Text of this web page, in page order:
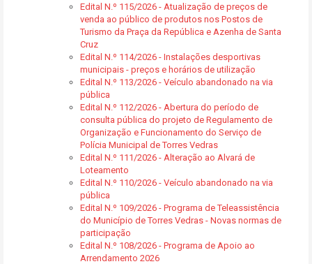
Edital N.º 115/2026 - Atualização de preços de
venda ao público de produtos nos Postos de
Turismo da Praça da República e Azenha de Santa
Cruz
Edital N.º 114/2026 - Instalações desportivas
municipais - preços e horários de utilização
Edital N.º 113/2026 - Veículo abandonado na via
pública
Edital N.º 112/2026 - Abertura do período de
consulta pública do projeto de Regulamento de
Organização e Funcionamento do Serviço de
Polícia Municipal de Torres Vedras
Edital N.º 111/2026 - Alteração ao Alvará de
Loteamento
Edital N.º 110/2026 - Veículo abandonado na via
pública
Edital N.º 109/2026 - Programa de Teleassistência
do Município de Torres Vedras - Novas normas de
participação
Edital N.º 108/2026 - Programa de Apoio ao
Arrendamento 2026